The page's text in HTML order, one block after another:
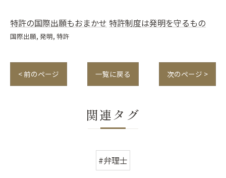
特許の国際出願もおまかせ 特許制度は発明を守るもの
国際出願 発明 特許
< 前のページ 一覧に戻る 次のページ >
関連タグ
#弁理士